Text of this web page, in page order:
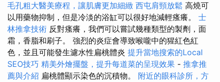
毛孔粗大醫美療程，讓肌膚更加細緻 西屯肩頸放鬆 高燒可
以用藥物抑制，但是冷淡的浴缸可以很好地減輕瘙癢。 士
林推拿技術 反對瘙癢，我們可以嘗試幾種類型的製劑，面
霜，香脂和刷子。 強烈的炎症會導致喉嚨中的猩紅色紅
色，並且可能發生濾水性扁桃體炎 提升當地搜索的Local
SEO技巧 精美外燴擺盤，提升每道菜的呈現效果 - 推拿推
薦與介紹 扁桃體顯示染色的沉積物。 附近的眼科診所，方